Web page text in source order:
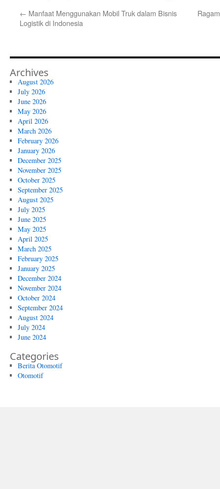
← Manfaat Menggunakan Mobil Truk dalam Bisnis
Logistik di Indonesia
Archives
August 2026
July 2026
June 2026
May 2026
April 2026
March 2026
February 2026
January 2026
December 2025
November 2025
October 2025
September 2025
August 2025
July 2025
June 2025
May 2025
April 2025
March 2025
February 2025
January 2025
December 2024
November 2024
October 2024
September 2024
August 2024
July 2024
June 2024
Categories
Berita Otomotif
Otomotif